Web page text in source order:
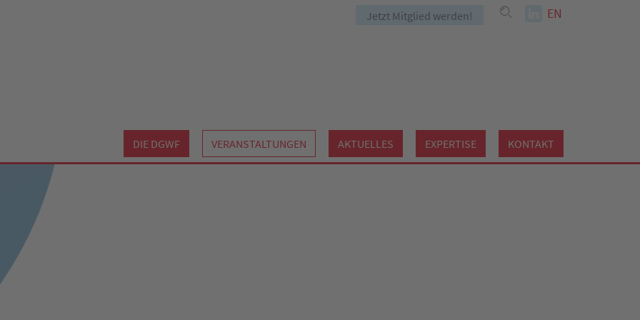
Jetzt Mitglied werden! EN
DIE DGWF VERANSTALTUNGEN AKTUELLES EXPERTISE KONTAKT